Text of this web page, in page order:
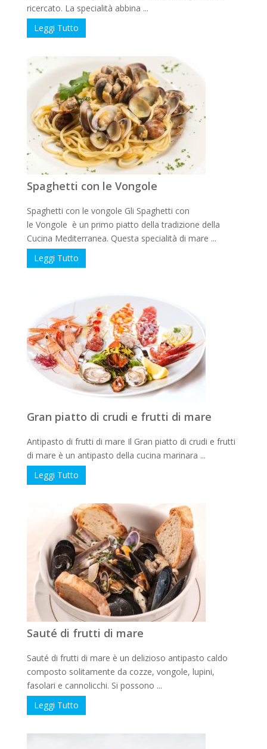
ricercato. La specialità abbina ...
Leggi Tutto
Spaghetti con le Vongole
Spaghetti con le vongole Gli Spaghetti con
le Vongole è un primo piatto della tradizione della
Cucina Mediterranea. Questa specialità di mare ...
Leggi Tutto
Gran piatto di crudi e frutti di mare
Antipasto di frutti di mare Il Gran piatto di crudi e frutti
di mare è un antipasto della cucina marinara ...
Leggi Tutto
Sauté di frutti di mare
Sauté di frutti di mare è un delizioso antipasto caldo
composto solitamente da cozze, vongole, lupini,
fasolari e cannolicchi. Si possono ...
Leggi Tutto